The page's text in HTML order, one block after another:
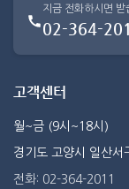
지금 전화하시면 받
02-364-
고객센터
월~금 (9시~18시)
경기도 고양시 일산
전화: 02-364-2011